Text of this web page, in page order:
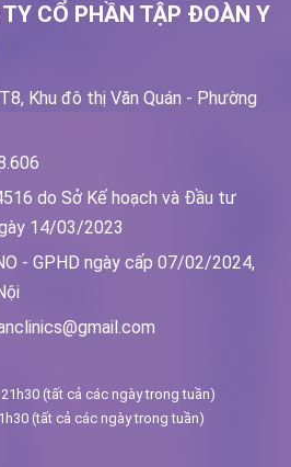
TY CỔ PHẦN TẬP ĐOÀN Y
Khu đô thị Văn Quán - Phường
do Sở Kế hoạch và Đầu tư
14/03/2023
- GPHD ngày cấp 07/02/2024,
(tất cả các ngày trong tuần)
(tất cả các ngày trong tuần)